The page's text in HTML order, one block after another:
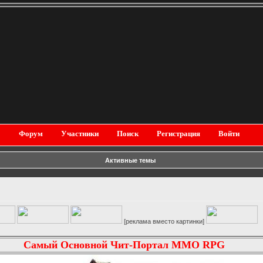
Форум Участники Поиск Регистрация Войти
Активные темы
[реклама вместо картинки]
Самый Основной Чит-Портал MMO RPG